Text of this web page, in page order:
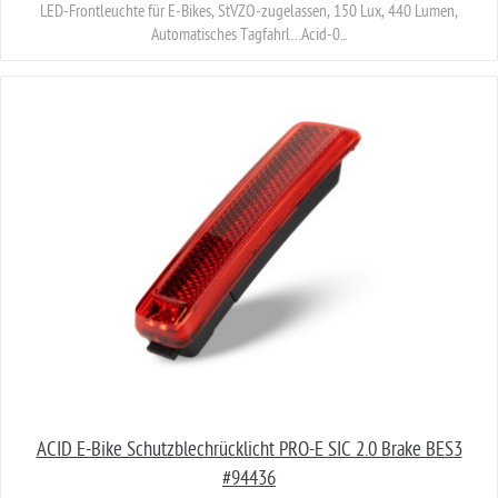
LED-Frontleuchte für E-Bikes, StVZO-zugelassen, 150 Lux, 440 Lumen,
Automatisches Tagfahrl…Acid-0...
ACID E-Bike Schutzblechrücklicht PRO-E SIC 2.0 Brake BES3
#94436